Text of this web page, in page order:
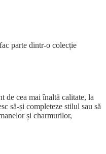
parte dintr-o colecție
de cea mai înaltă calitate, la
să-și completeze stilul sau să
și charmurilor,